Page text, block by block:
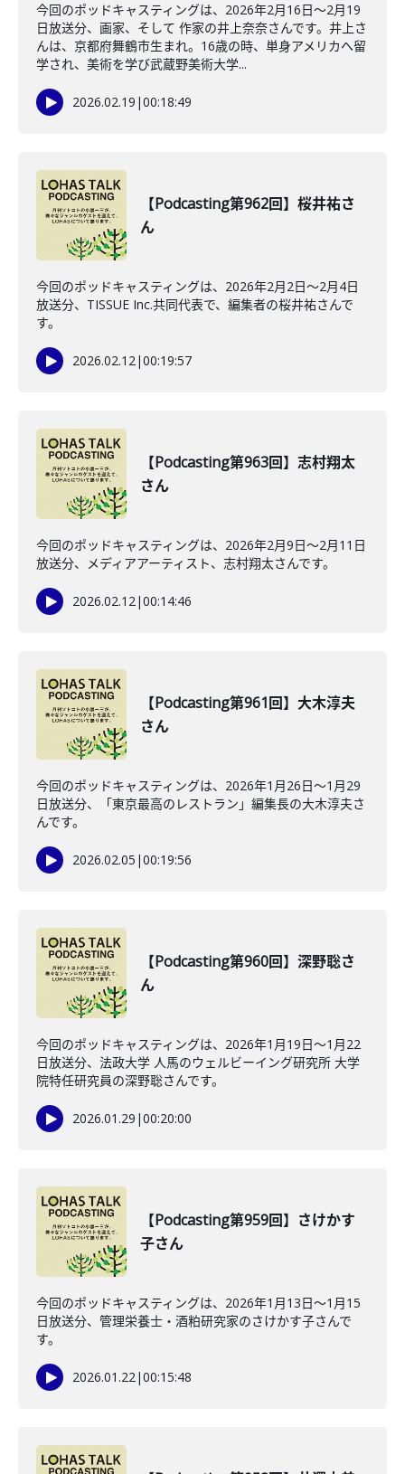
今回のポッドキャスティングは、2026年2月16日〜2月19
日放送分、画家、そして 作家の井上奈奈さんです。井上さ
んは、京都府舞鶴市生まれ。16歳の時、単身アメリカへ留
学され、美術を学び武蔵野美術大学...
2026.02.19 |00:18:49
【Podcasting第962回】桜井祐さ
ん
今回のポッドキャスティングは、2026年2月2日〜2月4日
放送分、TISSUE Inc.共同代表で、編集者の桜井祐さんで
す。
2026.02.12|00:19:57
【Podcasting第963回】志村翔太
さん
今回のポッドキャスティングは、2026年2月9日〜2月11日
放送分、メディアアーティスト、志村翔太さんです。
2026.02.12|00:14:46
【Podcasting第961回】大木淳夫
さん
今回のポッドキャスティングは、2026年1月26日〜1月29
日放送分、「東京最高のレストラン」編集長の大木淳夫さ
んです。
2026.02.05 |00:19:56
【Podcasting第960回】深野聡さ
ん
今回のポッドキャスティングは、2026年1月19日〜1月22
日放送分、法政大学 人馬のウェルビーイング研究所 大学
院特任研究員の深野聡さんです。
2026.01.29 |00:20:00
【Podcasting第959回】さけかす
子さん
今回のポッドキャスティングは、2026年1月13日〜1月15
日放送分、管理栄養士・酒粕研究家のさけかす子さんで
す。
2026.01.22|00:15:48